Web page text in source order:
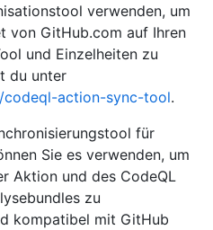
verwenden, um
von GitHub.com auf Ihren
und Einzelheiten zu
du unter
action-sync-tool.
für
Sie es verwenden, um
Aktion und des CodeQL
zu
kompatibel mit GitHub